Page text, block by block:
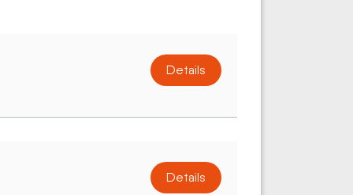
Details
Details